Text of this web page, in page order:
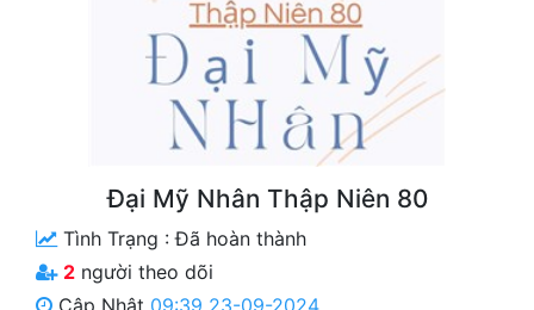
Cung Đấu
Đại Mỹ Nhân Thập Niên 80
Tình Trạng :Đã hoàn thành
2 người theo dõi